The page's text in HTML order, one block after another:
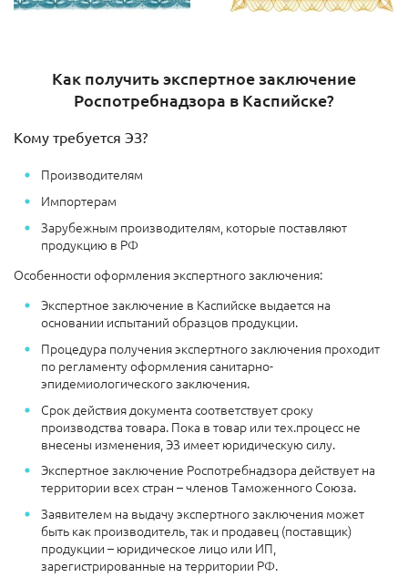
Как получить экспертное заключение
Роспотребнадзора в Каспийске?
Кому требуется ЭЗ?
Производителям
Импортерам
Зарубежным производителям, которые поставляют
продукцию в РФ
Особенности оформления экспертного заключения:
Экспертное заключение в Каспийске выдается на
основании испытаний образцов продукции.
Процедура получения экспертного заключения проходит
по регламенту оформления санитарно-
эпидемиологического заключения.
Срок действия документа соответствует сроку
производства товара. Пока в товар или тех.процесс не
внесены изменения, ЭЗ имеет юридическую силу.
Экспертное заключение Роспотребнадзора действует на
территории всех стран – членов Таможенного Союза.
Заявителем на выдачу экспертного заключения может
быть как производитель, так и продавец (поставщик)
продукции – юридическое лицо или ИП,
зарегистрированные на территории РФ.